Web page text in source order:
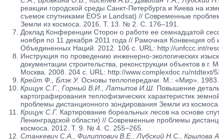
реакции городской среды Санкт-Петербурга и Киева на
съемок спутниками EOS и Landsat) // Современные
Земли из космоса. 2016. Т. 13. № 2. С. 176–191.
Доклад Конференции Сторон о работе ее семнадцатой
ноября по 11 декабря 2011 года // Рамочная Конвенция об
Объединенных Наций. 2012. 106 с. URL: http://unfccc.int/
Инструкция по проведению инженерно-экологических
документации строительства, реконструкции объектов в
Москва. 2008. 204 c. URL: http://www.complexdoc.ru/ntdtext/
Крейт Ф., Блэк У. Основы теплопередачи. М.: «Мир». 1983.
Крицук С.Г., Горный В.И., Латыпов И.Ш. Повышение
картографирования теплофизических характеристик
проблемы дистанционного зондирования Земли из
Крицук С.Г. Картирование бореальных лесов на основе
Ленинградской области) // Современные проблемы
космоса. 2012. Т. 9. № 4. С. 255−265.
Станкевич С.А., Филиппович В.Е., Лубский Н.С., Крылова